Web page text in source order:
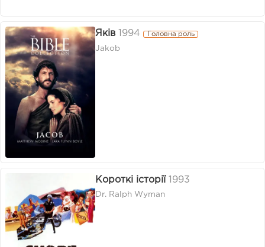
Яків 1994 Головна роль
Jakob
Короткі історії 1993
Dr. Ralph Wyman